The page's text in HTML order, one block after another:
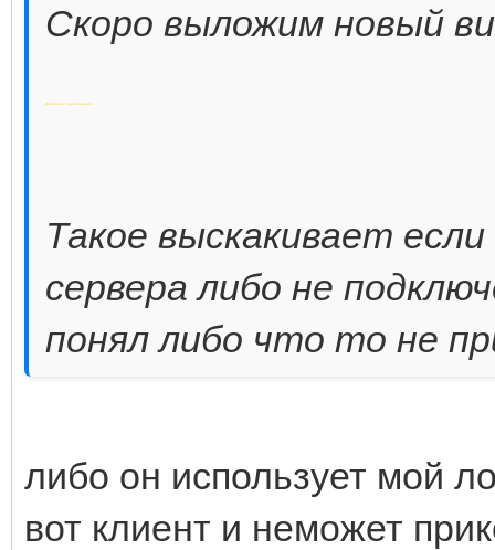
Скоро выложим новый
Добавлено через 8 минут
Такое выскакивает
сервера либо не
понял либо что то не
либо он использует мой
вот клиент и неможет